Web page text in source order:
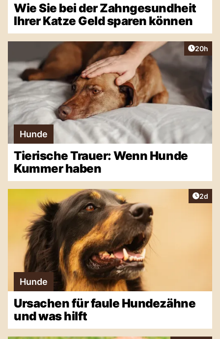
Wie Sie bei der Zahngesundheit
Ihrer Katze Geld sparen können
Artikel
20h
Hunde
Tierische Trauer: Wenn Hunde
Kummer haben
2d
Hunde
Ursachen für faule Hundezähne
und was hilft